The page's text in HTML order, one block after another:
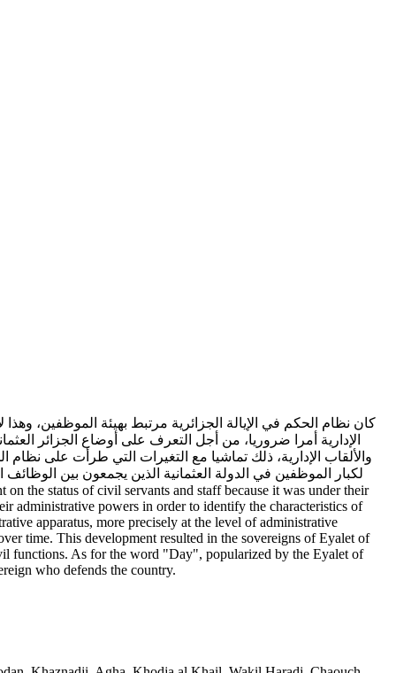
كان نظام الحكم في الإيالة الجزائرية مرتبط بهيئة الموظفين،
الإدارية أمرا ضروريا، من أجل التعرف على أوضاع الجزائر
والألقاب الإدارية، ذلك تماشيا مع التغيرات التي طرأت على
administrative powers in order to identify the characteristics of
apparatus, more precisely at the level of administrative
time. This development resulted in the sovereigns of Eyalet of
functions. As for the word "Day", popularized by the Eyalet of
who defends the country.